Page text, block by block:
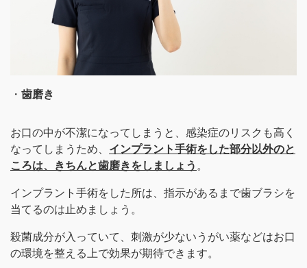
・ 歯磨き
お口の中が不潔になってしまうと、感染症のリスクも高く
なってしまうため、 インプラント手術をした部分以外のと
ころは、きちんと歯磨きをしましょう 。
インプラント手術をした所は、指示があるまで歯ブラシを
当てるのは止めましょう。
殺菌成分が入っていて、刺激が少ないうがい薬などはお口
の環境を整える上で効果が期待できます。